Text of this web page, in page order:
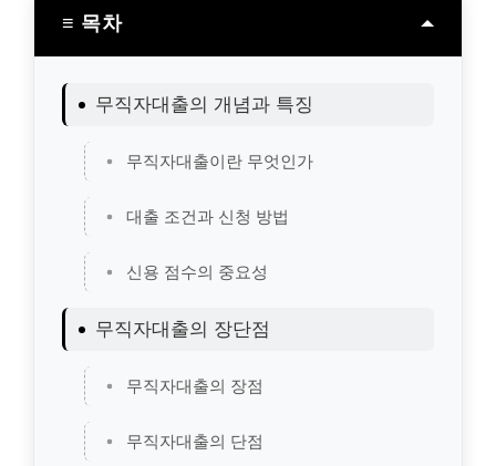
≡ 목차
무직자대출의 개념과 특징
무직자대출이란 무엇인가
대출 조건과 신청 방법
신용 점수의 중요성
무직자대출의 장단점
무직자대출의 장점
무직자대출의 단점